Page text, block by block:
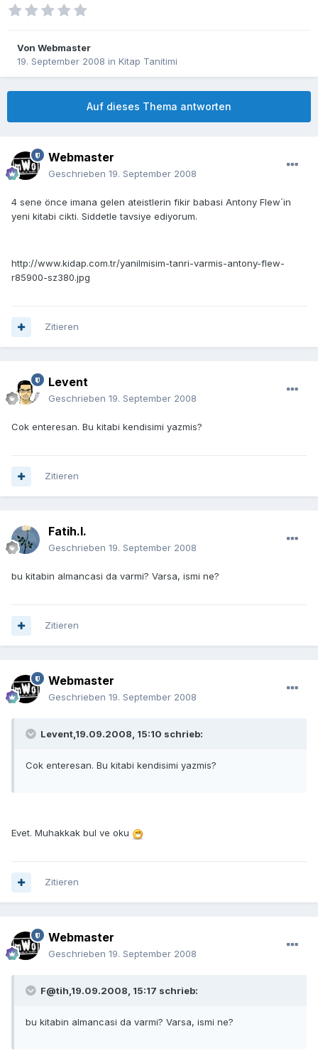
Von Webmaster
19. September 2008 in Kitap Tanitimi
Auf dieses Thema antworten
Webmaster
Geschrieben 19. September 2008
4 sene önce imana gelen ateistlerin fikir babasi Antony Flew´in
yeni kitabi cikti. Siddetle tavsiye ediyorum.
http://www.kidap.com.tr/yanilmisim-tanri-varmis-antony-flew-
r85900-sz380.jpg
Zitieren
Levent
Geschrieben 19. September 2008
Cok enteresan. Bu kitabi kendisimi yazmis?
Zitieren
Fatih.I.
Geschrieben 19. September 2008
bu kitabin almancasi da varmi? Varsa, ismi ne?
Zitieren
Webmaster
Geschrieben 19. September 2008
Levent,19.09.2008, 15:10 schrieb:
Cok enteresan. Bu kitabi kendisimi yazmis?
Evet. Muhakkak bul ve oku
Zitieren
Webmaster
Geschrieben 19. September 2008
F@tih,19.09.2008, 15:17 schrieb:
bu kitabin almancasi da varmi? Varsa, ismi ne?